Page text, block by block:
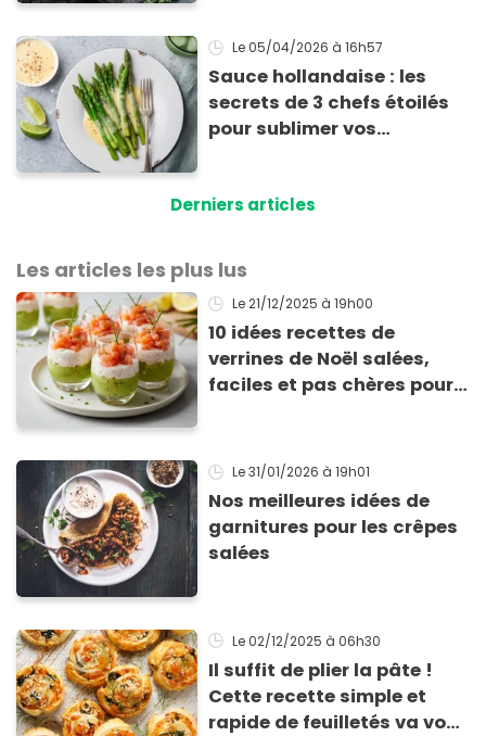
Le 05/04/2026 à 16h57
Sauce hollandaise : les
secrets de 3 chefs étoilés
pour sublimer vos
Derniers articles
Les articles les plus lus
Le 21/12/2025 à 19h00
10 idées recettes de
verrines de Noël salées,
faciles et pas chères pour
Le 31/01/2026 à 19h01
Nos meilleures idées de
garnitures pour les crêpes
salées
Le 02/12/2025 à 06h30
Il suffit de plier la pâte !
Cette recette simple et
rapide de feuilletés va vous